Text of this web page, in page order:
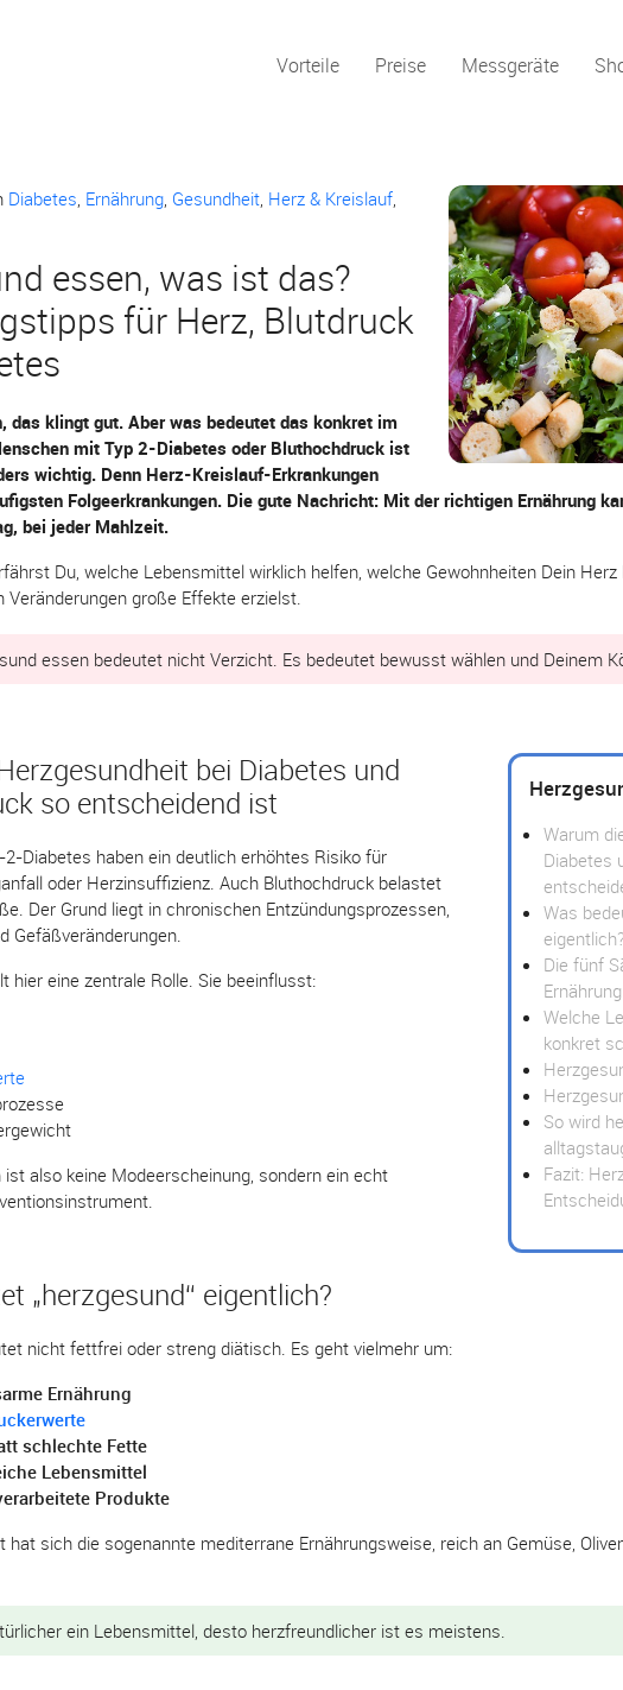
Vorteile Preise Messgeräte
Diabetes, Ernährung, Gesundheit, Herz & Kreislauf,
essen, was ist das?
für Herz, Blutdruck
das klingt gut. Aber was bedeutet das konkret im
mit Typ 2-Diabetes oder Bluthochdruck ist
wichtig. Denn Herz-Kreislauf-Erkrankungen
Folgeerkrankungen. Die gute Nachricht: Mit der richtigen Ernährung
bei jeder Mahlzeit.
Du, welche Lebensmittel wirklich helfen, welche Gewohnheiten Dein
Veränderungen große Effekte erzielst.
essen bedeutet nicht Verzicht. Es bedeutet bewusst wählen und Deinem
Warum
Diabetes
Was
eigentlich?
Die fünf
Ernährung
Welche
konkret
So wird
Fazit:
bei Diabetes und
so entscheidend ist
Diabetes haben ein deutlich erhöhtes Risiko für
oder Herzinsuffizienz. Auch Bluthochdruck belastet
Der Grund liegt in chronischen Entzündungsprozessen,
Gefäßveränderungen.
hier eine zentrale Rolle. Sie beeinflusst:
also keine Modeerscheinung, sondern ein echt
„herzgesund“ eigentlich?
nicht fettfrei oder streng diätisch. Es geht vielmehr um:
Ernährung
schlechte Fette
Lebensmittel
Produkte
hat sich die sogenannte mediterrane Ernährungsweise, reich an Gemüse,
ein Lebensmittel, desto herzfreundlicher ist es meistens.